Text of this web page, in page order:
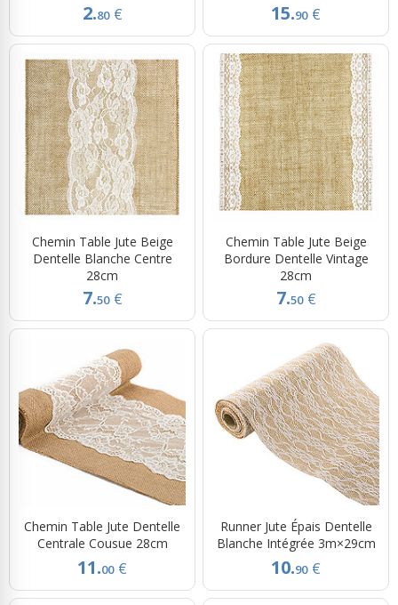
2.80 € 15.90 €
Chemin Table Jute Beige
Dentelle Blanche Centre
28cm
7.50 €
Chemin Table Jute Beige
Bordure Dentelle Vintage
28cm
7.50 €
Chemin Table Jute Dentelle
Centrale Cousue 28cm
11.00 €
Runner Jute Épais Dentelle
Blanche Intégrée 3m×29cm
10.90 €